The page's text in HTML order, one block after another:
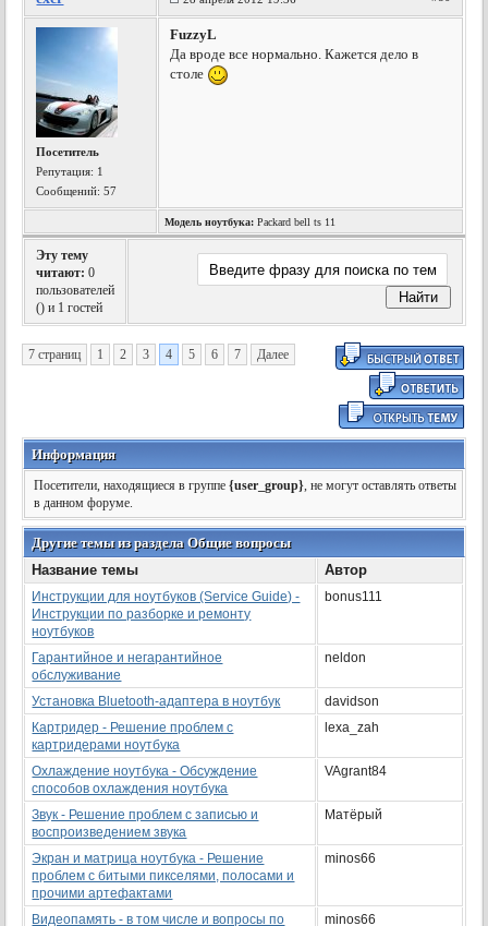
Посетитель
Репутация: 1
Сообщений: 57
FuzzyL
Да вроде все нормально. Кажется дело в
столе
Модель ноутбука: Packard bell ts 11
Эту тему
читают: 0
пользователей
() и 1 гостей
7 страниц 1 2 3 4 5 6 7 Далее
Информация
Посетители, находящиеся в группе{user_group}, не могут оставлять ответы
в данном форуме.
Другие темы из раздела Общие вопросы
Название темы
Автор
Инструкции для ноутбуков (Service Guide) -
Инструкции по разборке и ремонту
ноутбуков
bonus111
Гарантийное и негарантийное
обслуживание
neldon
Установка Bluetooth-адаптера в ноутбук
davidson
Картридер - Решение проблем с
картридерами ноутбука
lexa_zah
Охлаждение ноутбука - Обсуждение
способов охлаждения ноутбука
VAgrant84
Звук - Решение проблем с записью и
воспроизведением звука
Матёрый
Экран и матрица ноутбука - Решение
проблем с битыми пикселями, полосами и
прочими артефактами
minos66
Видеопамять - в том числе и вопросы по minos66